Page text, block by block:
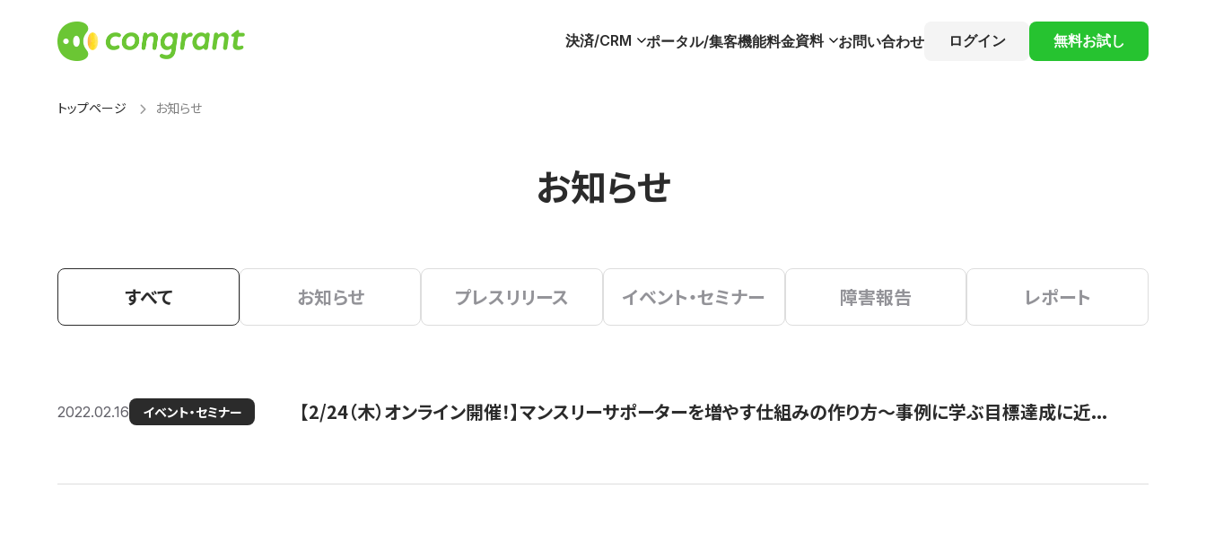
決済/CRM ポータル/集客機能料金資料 お問い合わせ ログイン 無料お試し
トップページ お知らせ
お知らせ
すべて お知らせ プレスリリース イベント・セミナー 障害報告 レポート
2022.02.16 イベント・セミナー 【2/24（木）オンライン開催！】マンスリーサポーターを増やす仕組みの作り方〜事例に学ぶ目標達成に近...